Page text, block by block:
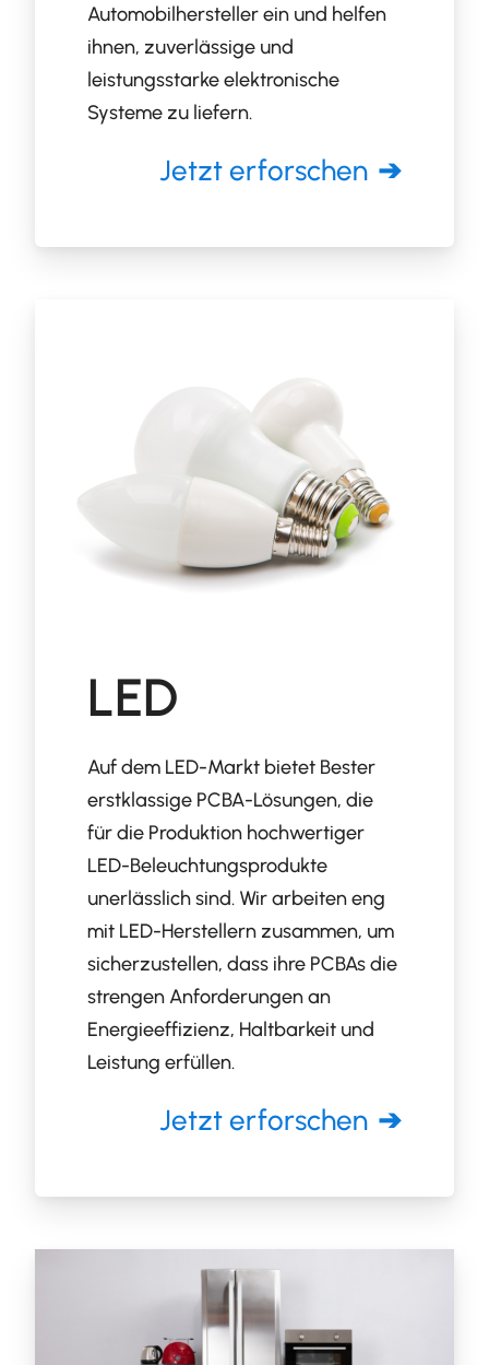
Automobilhersteller ein und helfen
ihnen, zuverlässige und
leistungsstarke elektronische
Systeme zu liefern.
Jetzt erforschen
LED
Auf dem LED-Markt bietet Bester
erstklassige PCBA-Lösungen, die
für die Produktion hochwertiger
LED-Beleuchtungsprodukte
unerlässlich sind. Wir arbeiten eng
mit LED-Herstellern zusammen, um
sicherzustellen, dass ihre PCBAs die
strengen Anforderungen an
Energieeffizienz, Haltbarkeit und
Leistung erfüllen.
Jetzt erforschen